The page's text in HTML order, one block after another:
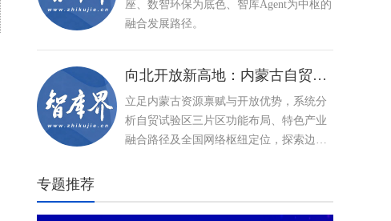
座、数智环保为底色、智库Agent为中枢的
融合发展路径。
向北开放新高地：内蒙古自贸试验区建设与特色产业高质量发展路径
立足内蒙古资源禀赋与开放优势，系统分
析自贸试验区三片区功能布局、特色产业
融合路径及全国网络枢纽定位，探索边疆
专题推荐